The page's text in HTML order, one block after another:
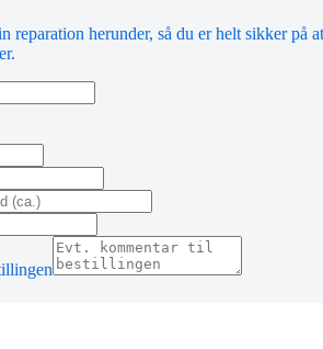
reparation herunder, så du er helt sikker på at